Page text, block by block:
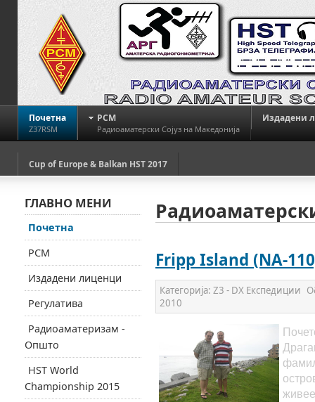
Почетна
Z37RSM
РСМ
Радиоаматерски Сојуз на Македонија
Издадени
Cup of Europe & Balkan HST 2017
Fripp Island (NA-
Категорија: Z3 - DX Експедиции
2010
ГЛАВНО МЕНИ
Почетна
РСМ
Издадени лиценци
Регулатива
Радиоаматеризам -
Општо
HST World
Championship 2015